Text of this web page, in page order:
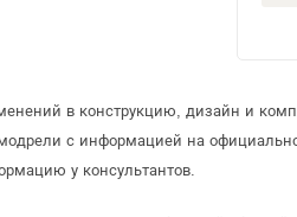
в конструкцию, дизайн и
с информацией на
у консультантов.